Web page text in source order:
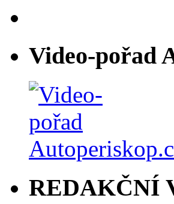
Video-pořad
REDAKČNÍ